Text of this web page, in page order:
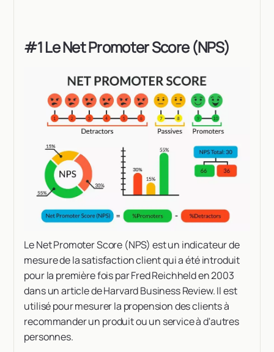
#1 Le Net Promoter Score (NPS)
Le Net Promoter Score (NPS) est un indicateur de
mesure de la satisfaction client qui a été introduit
pour la première fois par Fred Reichheld en 2003
dans un article de Harvard Business Review. Il est
utilisé pour mesurer la propension des clients à
recommander un produit ou un service à d'autres
personnes.